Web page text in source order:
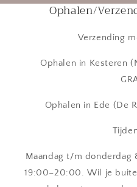
Ophalen/
Verzending
Ophalen in Kesteren
Ophalen in Ede (De
Maandag t/m
19:00–20:00. Wil je